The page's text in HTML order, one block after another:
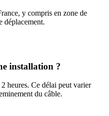
y compris en zone de
déplacement.
installation ?
heures. Ce délai peut varier
du câble.